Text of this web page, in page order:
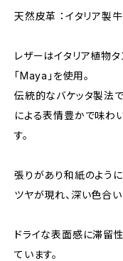
天然皮革 ：イタリア製
レザーはイタリア植物
「Maya」を使用。
伝統的なバケッタ製法で
による表情豊かで味わ
す。
張りがあり和紙のよう
ツヤが現れ、深い色合い
ドライな表面感に滞留
ています。